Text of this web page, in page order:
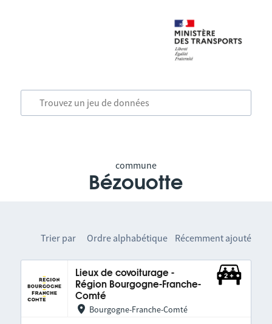
commune
Bézouotte
Trier par Ordre alphabétique Récemment ajouté
Lieux de covoiturage -
Région Bourgogne-Franche-
Comté
Bourgogne-Franche-Comté